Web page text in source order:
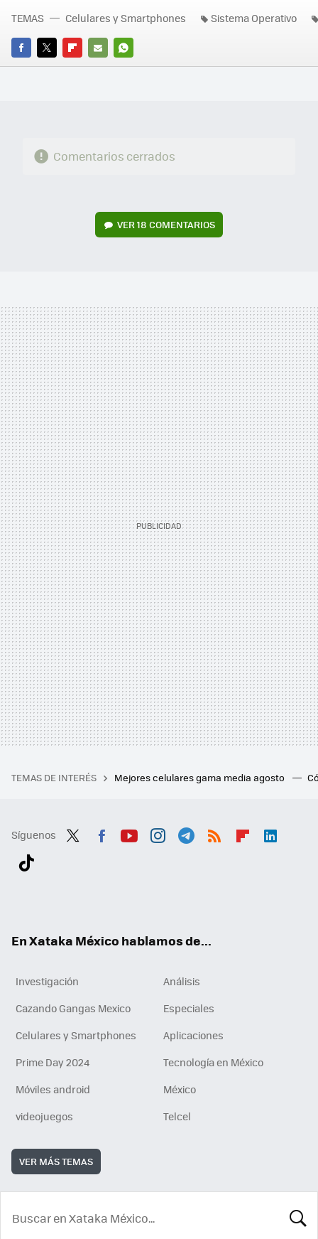
FACEBOOK
TWITTERFLIPBOARD
E-
WHATSAPP
TEMAS Celulares y Smartphones Sistema Operativo
Comentarios cerrados
VER18 COMENTARIOS
TEMAS DE INTERÉS Mejores celulares gama media agosto
Síguenos
En Xataka México hablamos de...
Investigación
Análisis
Cazando Gangas Mexico
Especiales
Celulares y Smartphones
Aplicaciones
Prime Day 2024
Tecnología en México
Móviles android
México
videojuegos
Telcel
VER MÁS TEMAS